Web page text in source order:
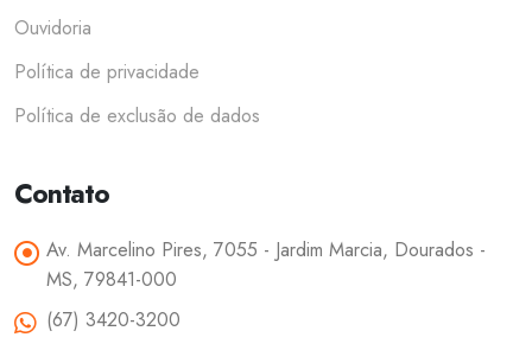
Ouvidoria
Política de privacidade
Política de exclusão de dados
Contato
Av. Marcelino Pires, 7055 - Jardim Marcia, Dourados -
MS, 79841-000
(67) 3420-3200